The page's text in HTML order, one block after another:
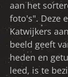
aan het
foto's". Deze
Katwijkers
beeld geeft
heden en
leed, is te